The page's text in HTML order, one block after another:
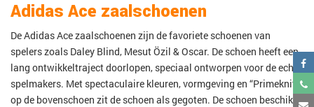
Adidas Ace zaalschoenen
De Adidas Ace zaalschoenen zijn de favoriete schoenen van
spelers zoals Daley Blind, Mesut Özil & Oscar. De schoen heeft een
lang ontwikkeltraject doorlopen, speciaal ontworpen voor de echte
spelmakers. Met spectaculaire kleuren, vormgeving en “Primeknit”
op de bovenschoen zit de schoen als gegoten. De schoen beschikt